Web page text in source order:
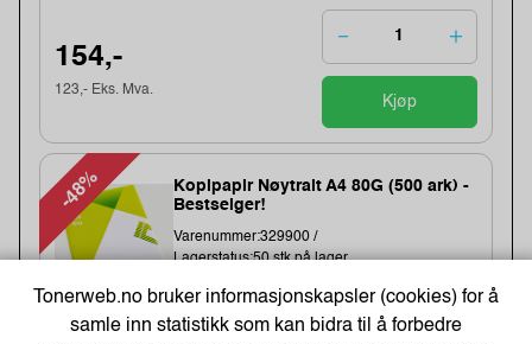
154,-
123,- Eks. Mva.
Kjøp
-48%
Kopipapir Nøytralt A4 80G (500 ark) -
Bestselger!
Varenummer:329900 /
Lagerstatus:50 stk på lager.
Tonerweb.no bruker informasjonskapsler (cookies) for å
samle inn statistikk som kan bidra til å forbedre